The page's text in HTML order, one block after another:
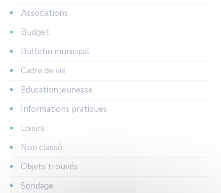
Associations
Budget
Bulletin municipal
Cadre de vie
Education jeunesse
Informations pratiques
Loisirs
Non classé
Objets trouvés
Sondage